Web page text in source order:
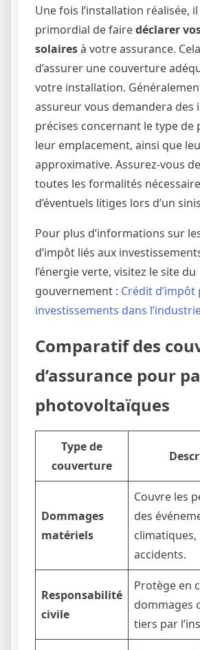
Une fois l’installation réalisée,
primordial de fairedéclarer
solairesà votre assurance.
d’assurer une couverture
votre installation.
assureur vous demandera des
précises concernant le type de
leur emplacement, ainsi que
approximative. Assurez-vous
toutes les formalités
d’éventuels litiges lors d’un
Pour plus d’informations sur
d’impôt liés aux
l’énergie verte, visitez le site du
gouvernement : Crédit d’impôt
investissements dans
Comparatif des
d’assurance pour
photovoltaïques
Type de
couverture
Dommages
matériels
Couvre les
des
climatiques,
accidents.
Responsabilité
civile
Protège en
dommages
tiers par